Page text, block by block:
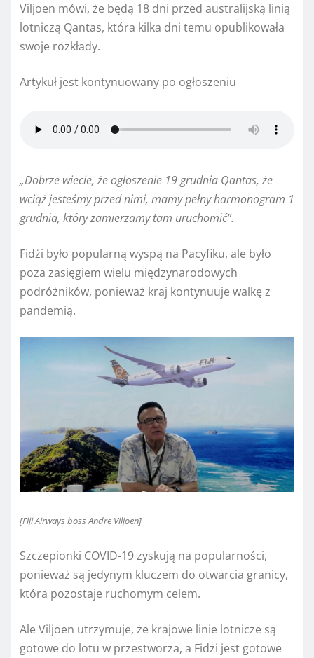
Viljoen mówi, że będą 18 dni przed australijską linią
lotniczą Qantas, która kilka dni temu opublikowała
swoje rozkłady.
Artykuł jest kontynuowany po ogłoszeniu
„Dobrze wiecie, że ogłoszenie 19 grudnia Qantas, że
wciąż jesteśmy przed nimi, mamy pełny harmonogram 1
grudnia, który zamierzamy tam uruchomić”.
Fidżi było popularną wyspą na Pacyfiku, ale było
poza zasięgiem wielu międzynarodowych
podróżników, ponieważ kraj kontynuuje walkę z
pandemią.
[Fiji Airways boss Andre Viljoen]
Szczepionki COVID-19 zyskują na popularności,
ponieważ są jedynym kluczem do otwarcia granicy,
która pozostaje ruchomym celem.
Ale Viljoen utrzymuje, że krajowe linie lotnicze są
gotowe do lotu w przestworza, a Fidżi jest gotowe